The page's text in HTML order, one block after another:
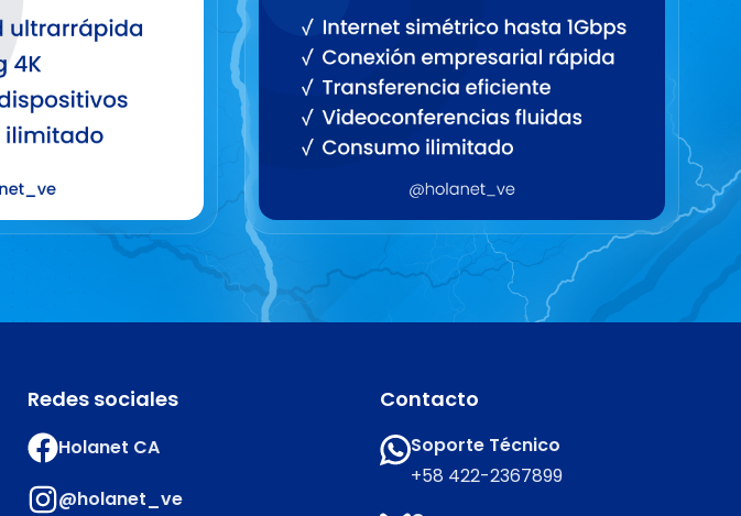
Redes sociales
Holanet CA
@holanet_ve
Contacto
Soporte Técnico
+58 422-2367899